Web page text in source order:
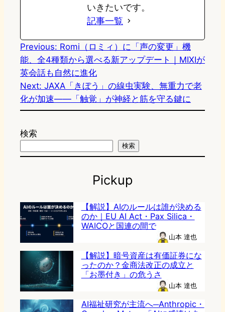
いきたいです。
記事一覧
Previous: Romi（ロミィ）に「声の変更」機
能、全4種類から選べる新アップデート｜MIXIが
英会話も自然に進化
Next: JAXA「きぼう」の線虫実験、無重力で老
化が加速——「触覚」が神経と筋を守る鍵に
検索
検索
Pickup
【解説】AIのルールは誰が決める
のか｜EU AI Act・Pax Silica・
WAICOと国連の間で
山本 達也
【解説】暗号資産は有価証券にな
ったのか？金商法改正の成立と
「お墨付き」の危うさ
山本 達也
AI福祉研究が主流へ─Anthropic・